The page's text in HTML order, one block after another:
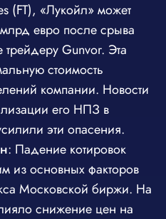
(FT), «Лукойл» может
млрд евро после срыва
Gunvor. Эта
стоимость
компании. Новости
его НПЗ в
эти опасения.
: Падение котировок
из основных факторов
Московской биржи. На
снижение цен на